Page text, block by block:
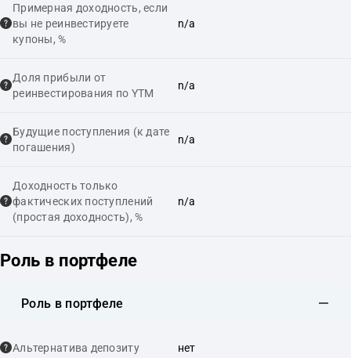
Примерная доходность, если
вы не реинвестируете
купоны, %
n/a
Доля прибыли от
реинвестирования по YTM
n/a
Будущие поступления (к дате
погашения)
n/a
Доходность только
фактических поступлений
(простая доходность), %
n/a
Роль в портфеле
Роль в портфеле
Альтернатива депозиту нет